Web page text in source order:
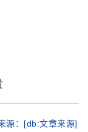
源：[db:文章来源]